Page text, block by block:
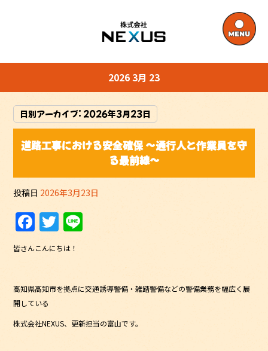
2026 3月 23
日別アーカイブ: 2026年3月23日
道路工事における安全確保 〜通行人と作業員を守
る最前線〜
投稿日 2026年3月23日
F
a
c
e
b
o
o
T
w
itt
er
皆さんこんにちは！
高知県高知市を拠点に交通誘導警備・雑踏警備などの警備業務を幅広く展
開している
株式会社NEXUS、更新担当の富山です。